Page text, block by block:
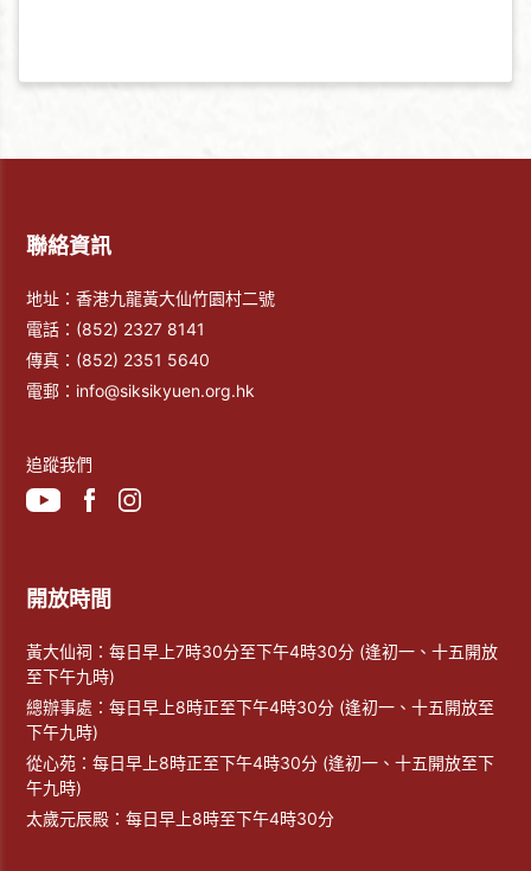
聯絡資訊
地址：香港九龍黃大仙竹園村二號
電話： (852) 2327 8141
傳真： (852) 2351 5640
電郵： info@siksikyuen.org.hk
追蹤我們
開放時間
黃大仙祠：每日早上7時30分至下午4時30分 (逢初一、十五開放
至下午九時)
總辦事處：每日早上8時正至下午4時30分 (逢初一、十五開放至
下午九時)
從心苑：每日早上8時正至下午4時30分 (逢初一、十五開放至下
午九時)
太歲元辰殿：每日早上8時至下午4時30分